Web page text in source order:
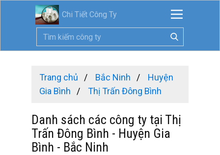
Chi Tiết Công Ty
Trang chủ Bắc Ninh
Huyện
Gia Bình
Thị Trấn Đông Bình
Danh sách các công ty tại Thị
Trấn Đông Bình - Huyện Gia
Bình - Bắc Ninh